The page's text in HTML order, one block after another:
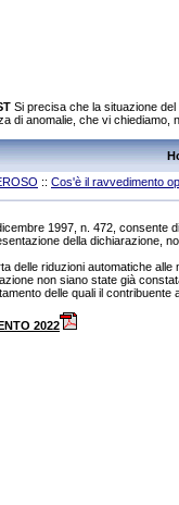
Si precisa che la situazione
di anomalie, che vi chiediamo,
:: Cos'è il ravvedimento
1997, n. 472, consente
della dichiarazione,
delle riduzioni automatiche
non siano state già
delle quali il
2022